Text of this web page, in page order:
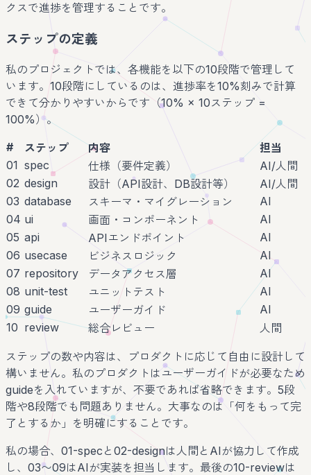
クスで進捗を管理することです。
ステップの定義
私のプロジェクトでは、各機能を以下の10段階で管理して
います。10段階にしているのは、進捗率を10%刻みで計算
できて分かりやすいからです（10% × 10ステップ =
100%）。
#
ステップ 内容
担当
01 spec 仕様（要件定義）
AI/人間
02 design 設計（API設計、DB設計等）
AI/人間
03 database スキーマ・マイグレーション
AI
04 ui 画面・コンポーネント
AI
05 api APIエンドポイント
AI
06 usecase ビジネスロジック
AI
07 repository データアクセス層
AI
08 unit-test ユニットテスト
AI
09 guide ユーザーガイド
AI
10 review 総合レビュー 人間
ステップの数や内容は、プロダクトに応じて自由に設計して
構いません。私のプロダクトはユーザーガイドが必要なため
guideを入れていますが、不要であれば省略できます。5段
階や8段階でも問題ありません。大事なのは「何をもって完
了とするか」を明確にすることです。
私の場合、01-specと02-designは人間とAIが協力して作成
し、03〜09はAIが実装を担当します。最後の10-reviewは